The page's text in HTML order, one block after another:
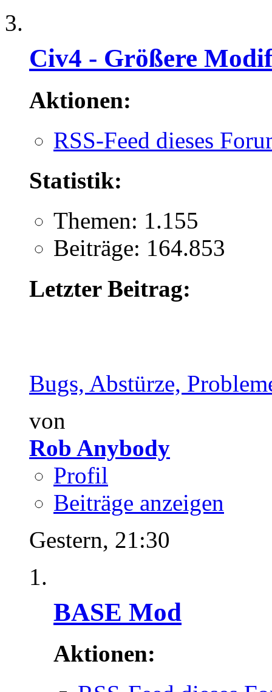
Civ4 - Größere
Aktionen:
RSS-Feed dieses
Statistik:
Themen: 1.155
Beiträge: 164.853
Letzter Beitrag:
Bugs, Abstürze,
von
Rob Anybody
Profil
Beiträge anzeigen
Gestern, 21:30
BASE Mod
Aktionen: